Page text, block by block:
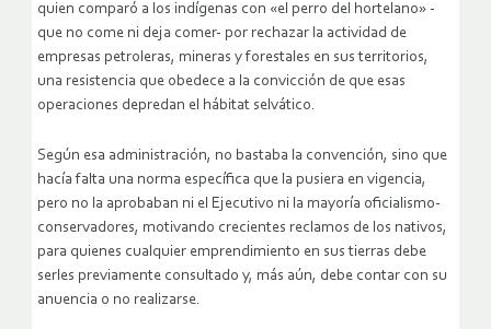
quien comparó a los indígenas con «el perro del hortelano» -
que no come ni deja comer- por rechazar la actividad de
empresas petroleras, mineras y forestales en sus territorios,
una resistencia que obedece a la convicción de que esas
operaciones depredan el hábitat selvático.
Según esa administración, no bastaba la convención, sino que
hacía falta una norma específica que la pusiera en vigencia,
pero no la aprobaban ni el Ejecutivo ni la mayoría oficialismo-
conservadores, motivando crecientes reclamos de los nativos,
para quienes cualquier emprendimiento en sus tierras debe
serles previamente consultado y, más aún, debe contar con su
anuencia o no realizarse.